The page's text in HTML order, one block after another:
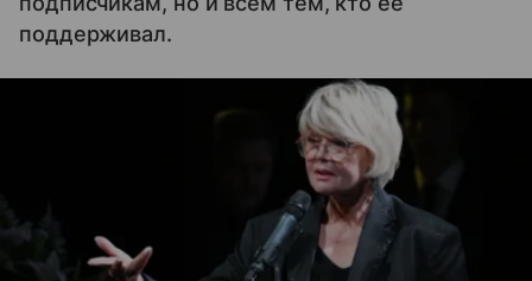
поддерживал.